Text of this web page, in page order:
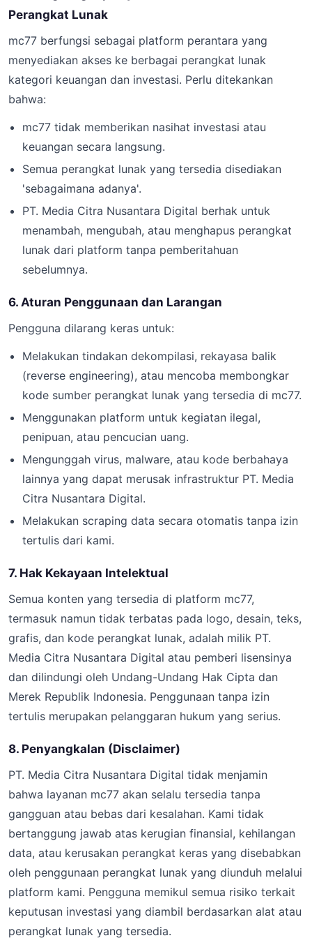
Perangkat Lunak
mc77 berfungsi sebagai platform perantara yang
menyediakan akses ke berbagai perangkat lunak
kategori keuangan dan investasi. Perlu ditekankan
bahwa:
mc77 tidak memberikan nasihat investasi atau
keuangan secara langsung.
Semua perangkat lunak yang tersedia disediakan
'sebagaimana adanya'.
PT. Media Citra Nusantara Digital berhak untuk
menambah, mengubah, atau menghapus perangkat
lunak dari platform tanpa pemberitahuan
sebelumnya.
6. Aturan Penggunaan dan Larangan
Pengguna dilarang keras untuk:
Melakukan tindakan dekompilasi, rekayasa balik
(reverse engineering), atau mencoba membongkar
kode sumber perangkat lunak yang tersedia di mc77.
Menggunakan platform untuk kegiatan ilegal,
penipuan, atau pencucian uang.
Mengunggah virus, malware, atau kode berbahaya
lainnya yang dapat merusak infrastruktur PT. Media
Citra Nusantara Digital.
Melakukan scraping data secara otomatis tanpa izin
tertulis dari kami.
7. Hak Kekayaan Intelektual
Semua konten yang tersedia di platform mc77,
termasuk namun tidak terbatas pada logo, desain, teks,
grafis, dan kode perangkat lunak, adalah milik PT.
Media Citra Nusantara Digital atau pemberi lisensinya
dan dilindungi oleh Undang-Undang Hak Cipta dan
Merek Republik Indonesia. Penggunaan tanpa izin
tertulis merupakan pelanggaran hukum yang serius.
8. Penyangkalan (Disclaimer)
PT. Media Citra Nusantara Digital tidak menjamin
bahwa layanan mc77 akan selalu tersedia tanpa
gangguan atau bebas dari kesalahan. Kami tidak
bertanggung jawab atas kerugian finansial, kehilangan
data, atau kerusakan perangkat keras yang disebabkan
oleh penggunaan perangkat lunak yang diunduh melalui
platform kami. Pengguna memikul semua risiko terkait
keputusan investasi yang diambil berdasarkan alat atau
perangkat lunak yang tersedia.